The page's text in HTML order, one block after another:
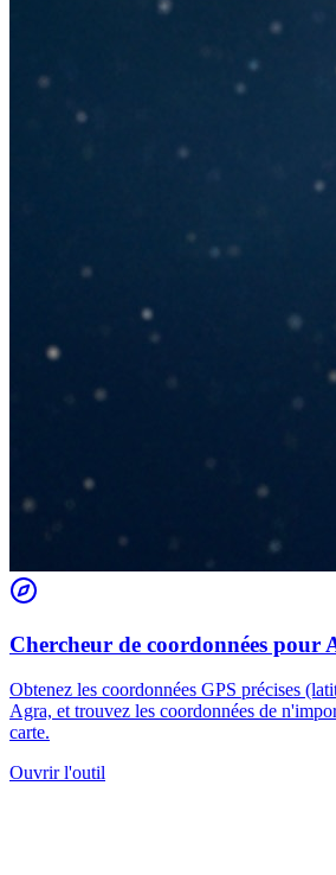
Chercheur de coordonnées pour
Obtenez les coordonnées GPS précises
Agra, et trouvez les coordonnées de
carte.
Ouvrir l'outil